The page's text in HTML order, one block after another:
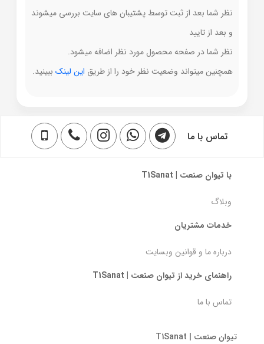
نظر شما بعد از ثبت توسط پشتیبان های سایت بررسی میشوند
و بعد از تایید
نظر شما در صفحه محصول مورد نظر اضافه میشود.
همچنین میتواند وضعیت نظر خود را از طریق این لینک ببینید.
تماس با ما
با تیوان صنعت | T1Sanat
وبلاگ
خدمات مشتریان
درباره ما و قوانین وبسایت
راهنمای خرید از تیوان صنعت | T1Sanat
تماس با ما
تیوان صنعت | T1Sanat